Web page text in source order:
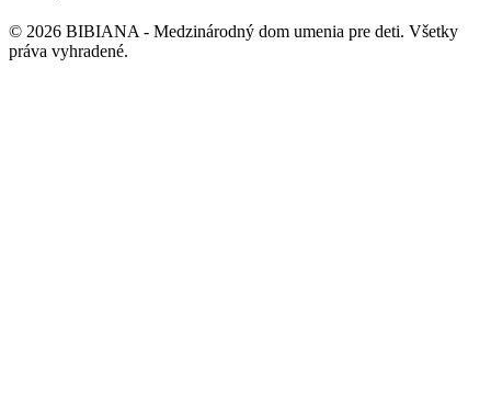
© 2026 BIBIANA - Medzinárodný dom umenia pre deti. Všetky
práva vyhradené.